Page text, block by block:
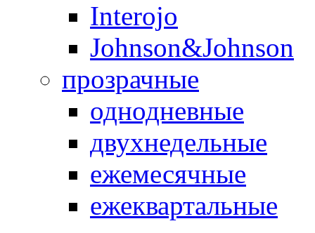
Interojo
Johnson&Johnson
прозрачные
однодневные
двухнедельные
ежемесячные
ежеквартальные